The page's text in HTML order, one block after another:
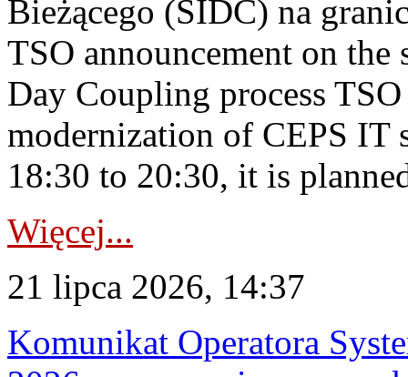
Bieżącego (SIDC) na
TSO announcement on
Day Coupling process
modernization of CEPS IT
18:30 to 20:30, it is
Więcej...
21 lipca 2026, 14:37
Komunikat Operatora